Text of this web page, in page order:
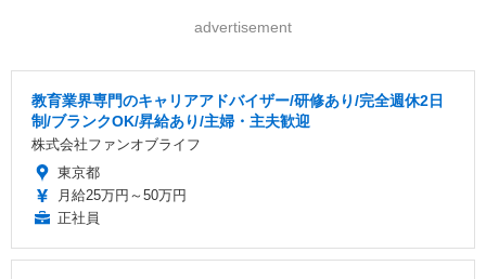
advertisement
教育業界専門のキャリアアドバイザー/研修あり/完全週休2日
制/ブランクOK/昇給あり/主婦・主夫歓迎
株式会社ファンオブライフ
東京都
月給25万円～50万円
正社員